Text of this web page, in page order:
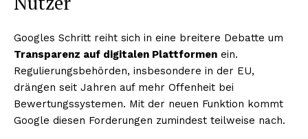
Googles Schritt reiht sich in eine breitere Debatte um
Transparenz auf digitalen Plattformen ein.
Regulierungsbehörden, insbesondere in der EU,
drängen seit Jahren auf mehr Offenheit bei
Bewertungssystemen. Mit der neuen Funktion kommt
Google diesen Forderungen zumindest teilweise nach.